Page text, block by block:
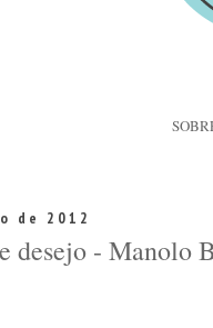
de 2012
desejo - Manolo